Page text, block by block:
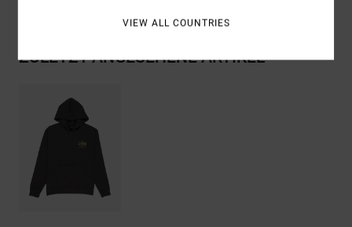
ZULETZT ANGESEHENE ARTIKEL
VIEW ALL COUNTRIES